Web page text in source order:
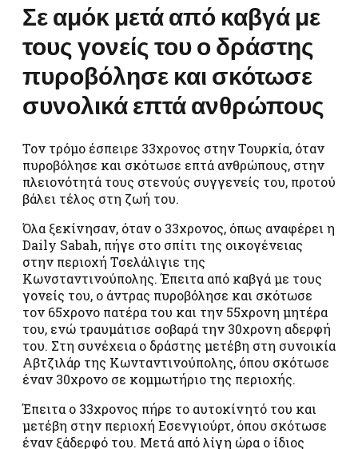
Σε αμόκ μετά από καβγά με
τους γονείς του ο δράστης
πυροβόλησε και σκότωσε
συνολικά επτά ανθρώπους
Τον τρόμο έσπειρε 33χρονος στην Τουρκία, όταν
πυροβόλησε και σκότωσε επτά ανθρώπους, στην
πλειονότητά τους στενούς συγγενείς του, προτού
βάλει τέλος στη ζωή του.
Όλα ξεκίνησαν, όταν ο 33χρονος, όπως αναφέρει η
Daily Sabah, πήγε στο σπίτι της οικογένειας
στην περιοχή Τσελάλιγιε της
Κωνσταντινούπολης. Έπειτα από καβγά με τους
γονείς του, ο άντρας πυροβόλησε και σκότωσε
τον 65χρονο πατέρα του και την 55χρονη μητέρα
του, ενώ τραυμάτισε σοβαρά την 30χρονη αδερφή
του. Στη συνέχεια ο δράστης μετέβη στη συνοικία
Αβτζιλάρ της Κωνταντινούπολης, όπου σκότωσε
έναν 30χρονο σε κομμωτήριο της περιοχής.
Έπειτα ο 33χρονος πήρε το αυτοκίνητό του και
μετέβη στην περιοχή Εσενγιούρτ, όπου σκότωσε
έναν ξάδερφό του. Μετά από λίγη ώρα ο ίδιος